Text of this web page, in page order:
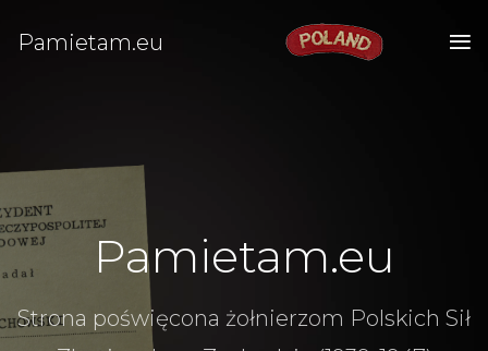
Pamietam.eu
Pamietam.eu
Strona poświęcona żołnierzom Polskich Sił